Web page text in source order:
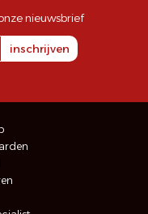
nieuwsbrief
inschrijven